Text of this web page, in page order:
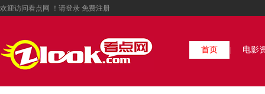
欢迎访问看点网 ！请登录 免费注册
首页 电影